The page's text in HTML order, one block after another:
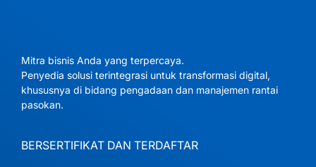
Mitra bisnis Anda yang terpercaya.
Penyedia solusi terintegrasi untuk transformasi digital,
khususnya di bidang pengadaan dan manajemen rantai
pasokan.
BERSERTIFIKAT DAN TERDAFTAR